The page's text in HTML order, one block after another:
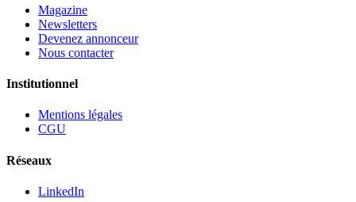
Magazine
Newsletters
Devenez annonceur
Nous contacter
Institutionnel
Mentions légales
CGU
Réseaux
LinkedIn